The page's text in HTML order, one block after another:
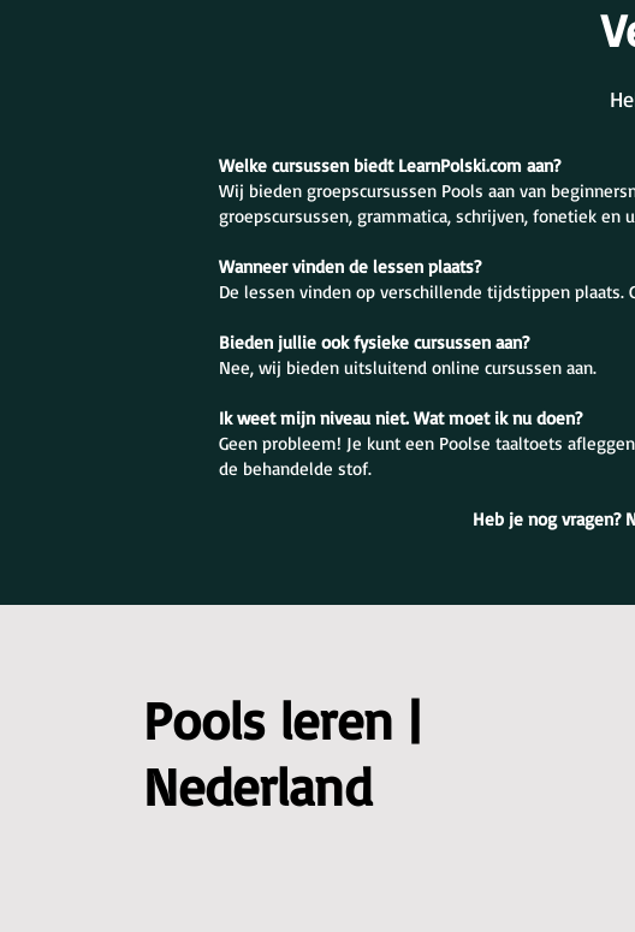
Welke cursussen biedt LearnPolski.com aan?
Wij bieden groepscursussen Pools aan van
groepscursussen, grammatica, schrijven, fonetiek en
Wanneer vinden de lessen plaats?
De lessen vinden op verschillende tijdstippen plaats.
Bieden jullie ook fysieke cursussen aan?
Nee, wij bieden uitsluitend online cursussen aan.
Ik weet mijn niveau niet. Wat moet ik nu doen?
Geen probleem! Je kunt een Poolse taaltoets
de behandelde stof.
Heb je nog vragen?
Pools leren |
Nederland